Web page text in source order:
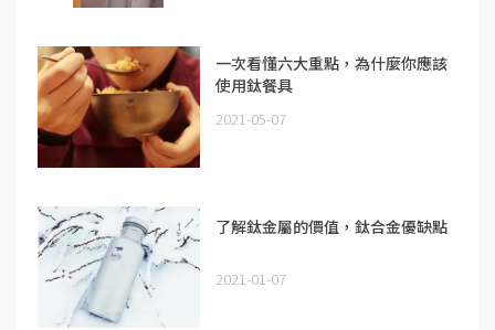
一次看懂六大重點，為什麼你應該
使用鈦餐具
2021-05-07
了解鈦金屬的價值，鈦合金優缺點
2021-01-07